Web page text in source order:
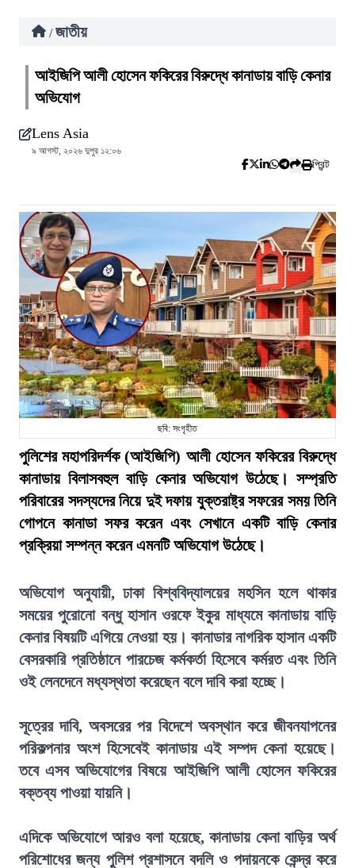
/ জাতীয়
আইজিপি আলী হোসেন ফকিরের বিরুদ্ধে কানাডায় বাড়ি কেনার
অভিযোগ
Lens Asia
৯ আগস্ট, ২০২৬ দুপুর ১২:০৬
প্রিন্ট
ছবি: সংগৃহীত
পুলিশের মহাপরিদর্শক (আইজিপি) আলী হোসেন ফকিরের বিরুদ্ধে
কানাডায় বিলাসবহুল বাড়ি কেনার অভিযোগ উঠেছে। সম্প্রতি
পরিবারের সদস্যদের নিয়ে দুই দফায় যুক্তরাষ্ট্র সফরের সময় তিনি
গোপনে কানাডা সফর করেন এবং সেখানে একটি বাড়ি কেনার
প্রক্রিয়া সম্পন্ন করেন এমনটি অভিযোগ উঠেছে।
অভিযোগ অনুযায়ী, ঢাকা বিশ্ববিদ্যালয়ের মহসিন হলে থাকার
সময়ের পুরোনো বন্ধু হাসান ওরফে ইকুর মাধ্যমে কানাডায় বাড়ি
কেনার বিষয়টি এগিয়ে নেওয়া হয়। কানাডার নাগরিক হাসান একটি
বেসরকারি প্রতিষ্ঠানে পারচেজ কর্মকর্তা হিসেবে কর্মরত এবং তিনি
ওই লেনদেনে মধ্যস্থতা করেছেন বলে দাবি করা হচ্ছে।
সূত্রের দাবি, অবসরের পর বিদেশে অবস্থান করে জীবনযাপনের
পরিকল্পনার অংশ হিসেবেই কানাডায় এই সম্পদ কেনা হয়েছে।
তবে এসব অভিযোগের বিষয়ে আইজিপি আলী হোসেন ফকিরের
বক্তব্য পাওয়া যায়নি।
এদিকে অভিযোগে আরও বলা হয়েছে, কানাডায় কেনা বাড়ির অর্থ
পরিশোধের জন্য পুলিশ প্রশাসনে বদলি ও পদায়নকে কেন্দ্র করে